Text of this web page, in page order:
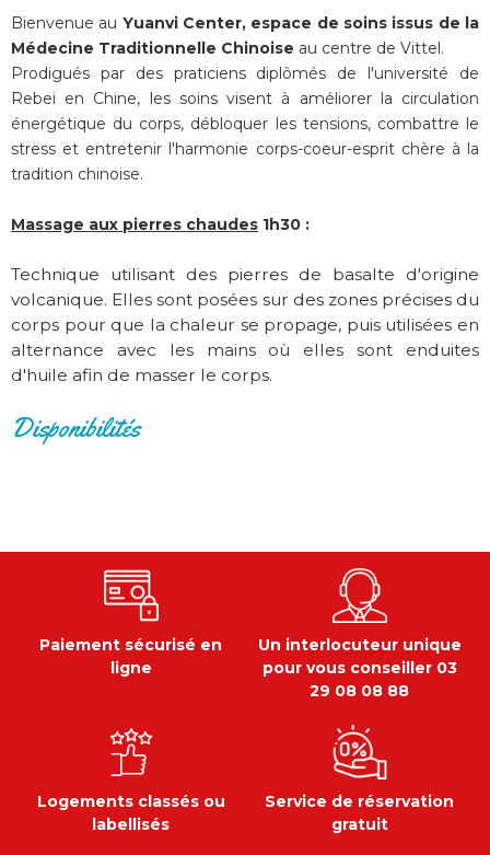
Bienvenue au Yuanvi Center, espace de soins issus de la
Médecine Traditionnelle Chinoise au centre de Vittel.
Prodigués par des praticiens diplômés de l'université de
Rebei en Chine, les soins visent à améliorer la circulation
énergétique du corps, débloquer les tensions, combattre le
stress et entretenir l'harmonie corps-coeur-esprit chère à la
tradition chinoise.
Massage aux pierres chaudes 1h30 :
Technique utilisant des pierres de basalte d'origine
volcanique. Elles sont posées sur des zones précises du
corps pour que la chaleur se propage, puis utilisées en
alternance avec les mains où elles sont enduites
d'huile afin de masser le corps.
Disponibilités
Paiement sécurisé en
ligne
Un interlocuteur unique
pour vous conseiller 03
29 08 08 88
Logements classés ou
labellisés
Service de réservation
gratuit